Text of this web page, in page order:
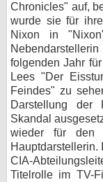
Chronicles" auf,
wurde sie für
Nixon in
folgenden Jahr
Lees "Der
Feindes" zu
Darstellung der
Skandal
wieder für den
Hauptdarstellerin.
CIA-
Titelrolle im TV-